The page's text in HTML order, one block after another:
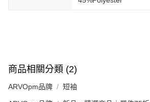
商品相關分類 (2)
ARVOpm品牌 短袖